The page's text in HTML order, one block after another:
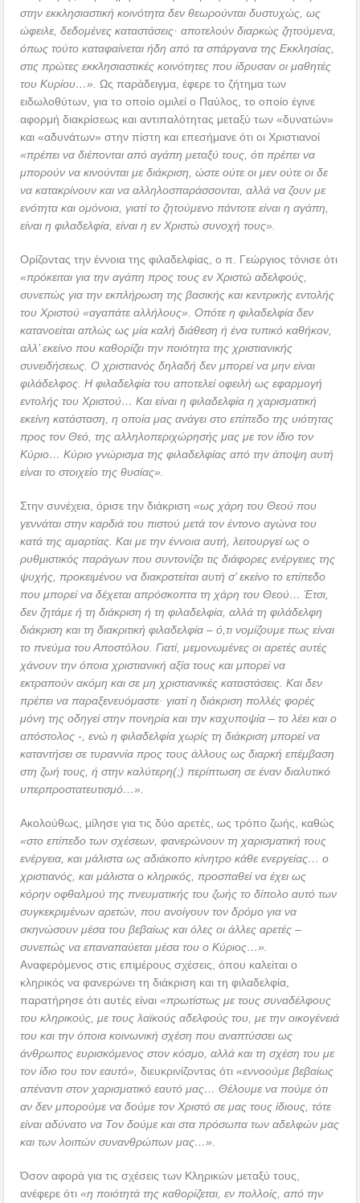
στην εκκλησιαστική κοινότητα δεν θεωρούνται δυστυχώς, ως
ώφειλε, δεδομένες καταστάσεις· αποτελούν διαρκώς ζητούμενα,
όπως τούτο καταφαίνεται ήδη από τα σπάργανα της Εκκλησίας,
στις πρώτες εκκλησιαστικές κοινότητες που ίδρυσαν οι μαθητές
του Κυρίου…». Ως παράδειγμα, έφερε το ζήτημα των
ειδωλοθύτων, για το οποίο ομιλεί ο Παύλος, το οποίο έγινε
αφορμή διακρίσεως και αντιπαλότητας μεταξύ των «δυνατών»
και «αδυνάτων» στην πίστη και επεσήμανε ότι οι Χριστιανοί
«πρέπει να διέπονται από αγάπη μεταξύ τους, ότι πρέπει να
μπορούν να κινούνται με διάκριση, ώστε ούτε οι μεν ούτε οι δε
να κατακρίνουν και να αλληλοσπαράσσονται, αλλά να ζουν με
ενότητα και ομόνοια, γιατί το ζητούμενο πάντοτε είναι η αγάπη,
είναι η φιλαδελφία, είναι η εν Χριστώ συνοχή τους».
Ορίζοντας την έννοια της φιλαδελφίας, ο π. Γεώργιος τόνισε ότι
«πρόκειται για την αγάπη προς τους εν Χριστώ αδελφούς,
συνεπώς για την εκπλήρωση της βασικής και κεντρικής εντολής
του Χριστού «αγαπάτε αλλήλους». Οπότε η φιλαδελφία δεν
κατανοείται απλώς ως μία καλή διάθεση ή ένα τυπικό καθήκον,
αλλ’ εκείνο που καθορίζει την ποιότητα της χριστιανικής
συνειδήσεως. Ο χριστιανός δηλαδή δεν μπορεί να μην είναι
φιλάδελφος. Η φιλαδελφία του αποτελεί οφειλή ως εφαρμογή
εντολής του Χριστού… Και είναι η φιλαδελφία η χαρισματική
εκείνη κατάσταση, η οποία μας ανάγει στο επίπεδο της υιότητας
προς τον Θεό, της αλληλοπεριχώρησής μας με τον ίδιο τον
Κύριο… Κύριο γνώρισμα της φιλαδελφίας από την άποψη αυτή
είναι το στοιχείο της θυσίας».
Στην συνέχεια, όρισε την διάκριση«ως χάρη του Θεού που
γεννάται στην καρδιά του πιστού μετά τον έντονο αγώνα του
κατά της αμαρτίας. Και με την έννοια αυτή, λειτουργεί ως ο
ρυθμιστικός παράγων που συντονίζει τις διάφορες ενέργειες της
ψυχής, προκειμένου να διακρατείται αυτή σ’ εκείνο το επίπεδο
που μπορεί να δέχεται απρόσκοπτα τη χάρη του Θεού… Έτσι,
δεν ζητάμε ή τη διάκριση ή τη φιλαδελφία, αλλά τη φιλάδελφη
διάκριση και τη διακριτική φιλαδελφία – ό,τι νομίζουμε πως είναι
το πνεύμα του Αποστόλου. Γιατί, μεμονωμένες οι αρετές αυτές
χάνουν την όποια χριστιανική αξία τους και μπορεί να
εκτραπούν ακόμη και σε μη χριστιανικές καταστάσεις. Και δεν
πρέπει να παραξενευόμαστε· γιατί η διάκριση πολλές φορές
μόνη της οδηγεί στην πονηρία και την καχυποψία – το λέει και ο
απόστολος -, ενώ η φιλαδελφία χωρίς τη διάκριση μπορεί να
καταντήσει σε τυραννία προς τους άλλους ως διαρκή επέμβαση
στη ζωή τους, ή στην καλύτερη(;) περίπτωση σε έναν διαλυτικό
υπερπροστατευτισμό…».
Ακολούθως, μίλησε για τις δύο αρετές, ως τρόπο ζωής, καθώς
«στο επίπεδο των σχέσεων, φανερώνουν τη χαρισματική τους
ενέργεια, και μάλιστα ως αδιάκοπο κίνητρο κάθε ενεργείας… ο
χριστιανός, και μάλιστα ο κληρικός, προσπαθεί να έχει ως
κόρην οφθαλμού της πνευματικής του ζωής το δίπολο αυτό των
συγκεκριμένων αρετών, που ανοίγουν τον δρόμο για να
σκηνώσουν μέσα του βεβαίως και όλες οι άλλες αρετές –
συνεπώς να επαναπαύεται μέσα του ο Κύριος…».
Αναφερόμενος στις επιμέρους σχέσεις, όπου καλείται ο
κληρικός να φανερώνει τη διάκριση και τη φιλαδελφία,
παρατήρησε ότι αυτές είναι«πρωτίστως με τους συναδέλφους
του κληρικούς, με τους λαϊκούς αδελφούς του, με την οικογένειά
του και την όποια κοινωνική σχέση που αναπτύσσει ως
άνθρωπος ευρισκόμενος στον κόσμο, αλλά και τη σχέση του με
τον ίδιο του τον εαυτό», διευκρινίζοντας ότι«εννοούμε βεβαίως
απέναντι στον χαρισματικό εαυτό μας… Θέλουμε να πούμε ότι
αν δεν μπορούμε να δούμε τον Χριστό σε μας τους ίδιους, τότε
είναι αδύνατο να Τον δούμε και στα πρόσωπα των αδελφών μας
και των λοιπών συνανθρώπων μας…».
Όσον αφορά για τις σχέσεις των Κληρικών μεταξύ τους,
ανέφερε ότι«η ποιότητά της καθορίζεται, εν πολλοίς, από την